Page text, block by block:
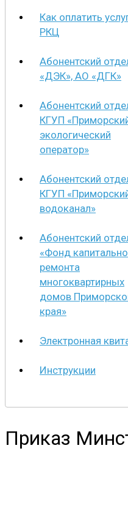
Как оплатить
РКЦ
Абонентский
«ДЭК», АО «ДГК»
Абонентский
КГУП
экологический
оператор»
Абонентский
КГУП
водоканал»
Абонентский
«Фонд
ремонта
многоквартирных
домов
края»
Электронная
Инструкции
Приказ